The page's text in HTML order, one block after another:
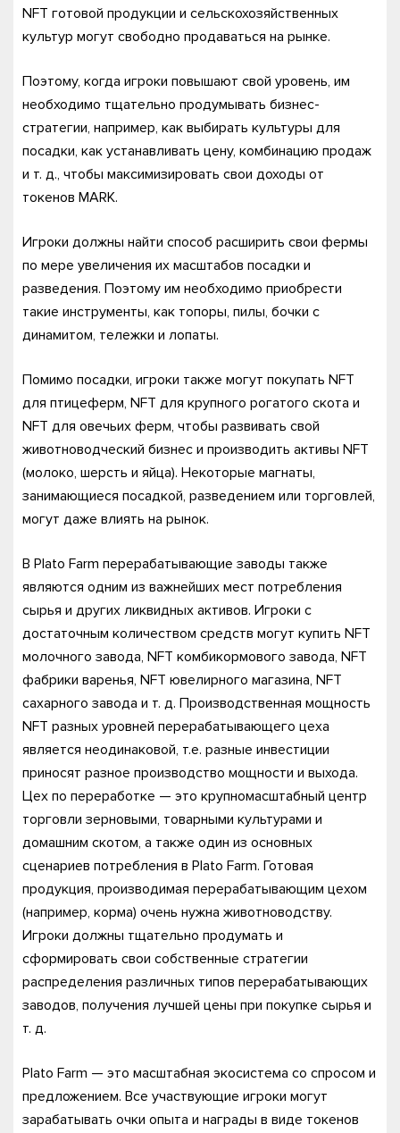
NFT готовой продукции и сельскохозяйственных
культур могут свободно продаваться на рынке.
Поэтому, когда игроки повышают свой уровень, им
необходимо тщательно продумывать бизнес-
стратегии, например, как выбирать культуры для
посадки, как устанавливать цену, комбинацию продаж
и т. д., чтобы максимизировать свои доходы от
токенов MARK.
Игроки должны найти способ расширить свои фермы
по мере увеличения их масштабов посадки и
разведения. Поэтому им необходимо приобрести
такие инструменты, как топоры, пилы, бочки с
динамитом, тележки и лопаты.
Помимо посадки, игроки также могут покупать NFT
для птицеферм, NFT для крупного рогатого скота и
NFT для овечьих ферм, чтобы развивать свой
животноводческий бизнес и производить активы NFT
(молоко, шерсть и яйца). Некоторые магнаты,
занимающиеся посадкой, разведением или торговлей,
могут даже влиять на рынок.
В Plato Farm перерабатывающие заводы также
являются одним из важнейших мест потребления
сырья и других ликвидных активов. Игроки с
достаточным количеством средств могут купить NFT
молочного завода, NFT комбикормового завода, NFT
фабрики варенья, NFT ювелирного магазина, NFT
сахарного завода и т. д. Производственная мощность
NFT разных уровней перерабатывающего цеха
является неодинаковой, т.е. разные инвестиции
приносят разное производство мощности и выхода.
Цех по переработке — это крупномасштабный центр
торговли зерновыми, товарными культурами и
домашним скотом, а также один из основных
сценариев потребления в Plato Farm. Готовая
продукция, производимая перерабатывающим цехом
(например, корма) очень нужна животноводству.
Игроки должны тщательно продумать и
сформировать свои собственные стратегии
распределения различных типов перерабатывающих
заводов, получения лучшей цены при покупке сырья и
т. д.
Plato Farm — это масштабная экосистема со спросом и
предложением. Все участвующие игроки могут
зарабатывать очки опыта и награды в виде токенов